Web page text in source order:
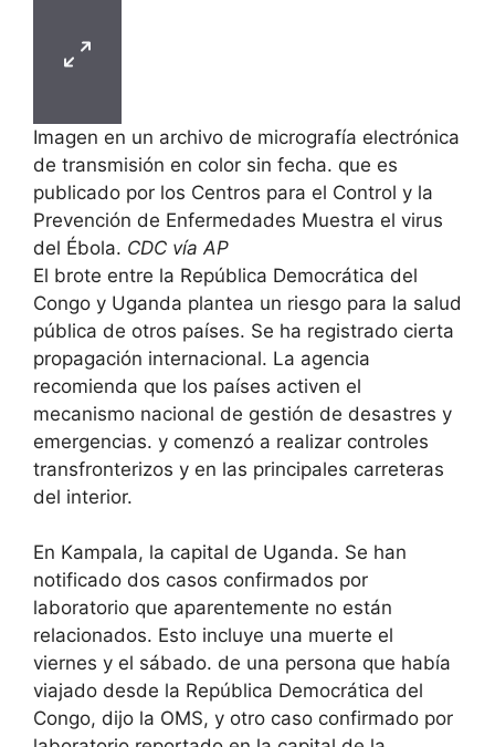
Imagen en un archivo de micrografía electrónica
de transmisión en color sin fecha. que es
publicado por los Centros para el Control y la
Prevención de Enfermedades Muestra el virus
del Ébola. CDC vía AP
El brote entre la República Democrática del
Congo y Uganda plantea un riesgo para la salud
pública de otros países. Se ha registrado cierta
propagación internacional. La agencia
recomienda que los países activen el
mecanismo nacional de gestión de desastres y
emergencias. y comenzó a realizar controles
transfronterizos y en las principales carreteras
del interior.
En Kampala, la capital de Uganda. Se han
notificado dos casos confirmados por
laboratorio que aparentemente no están
relacionados. Esto incluye una muerte el
viernes y el sábado. de una persona que había
viajado desde la República Democrática del
Congo, dijo la OMS, y otro caso confirmado por